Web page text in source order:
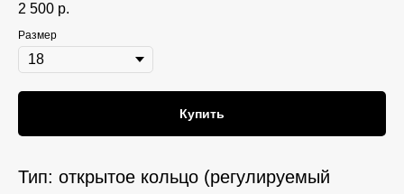
2 500 р.
Размер
Купить
Тип: открытое кольцо (регулируемый